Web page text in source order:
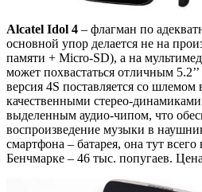
Alcatel Idol 4 – флагман по
основной упор делается не на
памяти + Micro-SD), а на
может похвастаться отличным
версия 4S поставляется со шлемом
качественными стерео-
выделенным аудио-чипом, что
воспроизведение музыки в
смартфона – батарея, она тут
Бенчмарке – 46 тыс. попугаев.